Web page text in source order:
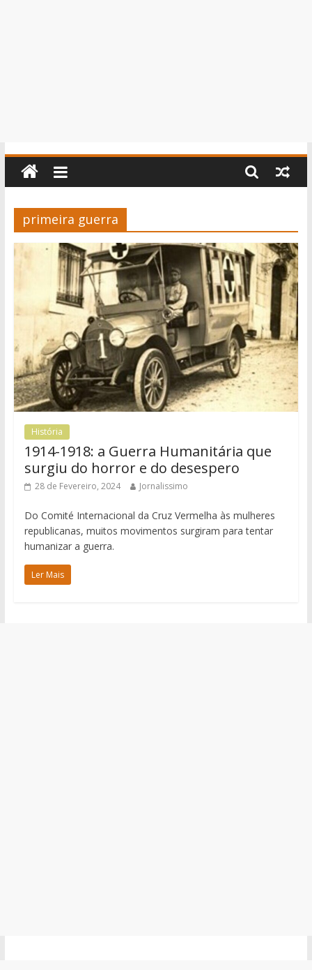
primeira guerra
História
1914-1918: a Guerra Humanitária que
surgiu do horror e do desespero
28 de Fevereiro, 2024 Jornalissimo
Do Comité Internacional da Cruz Vermelha às mulheres
republicanas, muitos movimentos surgiram para tentar
humanizar a guerra.
Ler Mais